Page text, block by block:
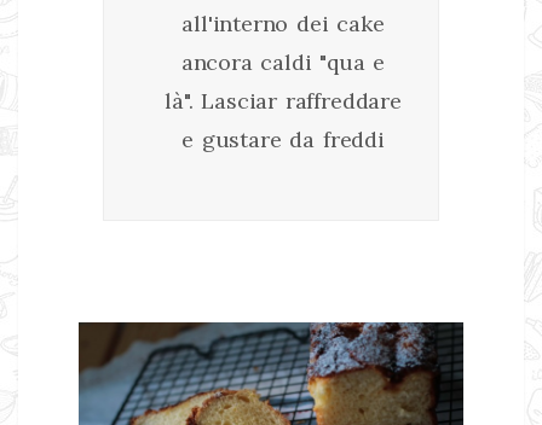
all'interno dei cake
ancora caldi "qua e
là". Lasciar raffreddare
e gustare da freddi